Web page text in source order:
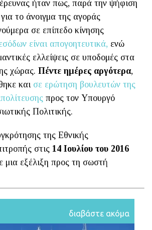
ήταν πως, παρά την ψήφιση
το άνοιγμα της αγοράς
σε επίπεδο κίνησης
είναι απογοητευτικά, ενώ
ελλείψεις σε υποδομές στα
χώρας. Πέντε ημέρες αργότερα,
και σε ερώτηση βουλευτών της
προς τον Υπουργό
Πολιτικής.
της Εθνικής
στις 14 Ιουλίου του 2016
μια εξέλιξη προς τη σωστή
διαβάστε ακόμα